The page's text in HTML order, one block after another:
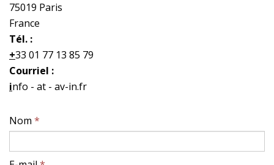
75019 Paris
France
Tél. :
+33 01 77 13 85 79
Courriel :
info - at - av-in.fr
Nom *